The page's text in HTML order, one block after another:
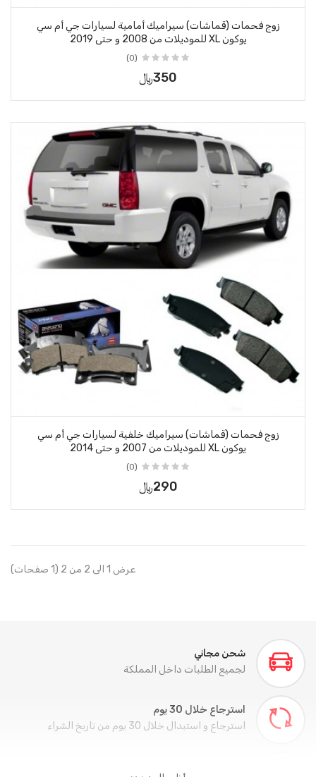
زوج فحمات (قماشات) سيراميك أمامية لسيارات جي أم سي
يوكون XL للموديلات من 2008 و حتى 2019
(0)
350﷼
زوج فحمات (قماشات) سيراميك خلفية لسيارات جي أم سي
يوكون XL للموديلات من 2007 و حتى 2014
(0)
290﷼
عرض 1 الى 2 من 2 (1 صفحات)
شحن مجاني
لجميع الطلبات داخل المملكة
استرجاع خلال 30 يوم
استرجاع و استبدال خلال 30 يوم من تاريخ الشراء